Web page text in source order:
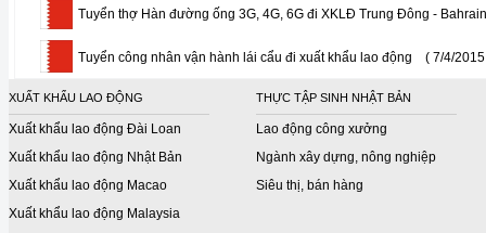
Tuyển thợ Hàn đường ống 3G, 4G, 6G đi XKLĐ Trung Đông - Bahrain
Tuyển công nhân vận hành lái cẩu đi xuất khẩu lao động ( 7/4/
XUẤT KHẨU LAO ĐỘNG
Xuất khẩu lao động Đài Loan
Xuất khẩu lao động Nhật Bản
Xuất khẩu lao động Macao
Xuất khẩu lao động Malaysia
THỰC TẬP SINH NHẬT BẢN
Lao động công xưởng
Ngành xây dựng, nông nghiệp
Siêu thị, bán hàng